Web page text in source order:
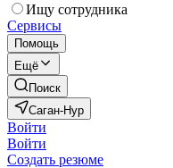
Ищу сотрудника
Сервисы
Помощь
Ещё
Поиск
Саган-Нур
Войти
Войти
Создать резюме